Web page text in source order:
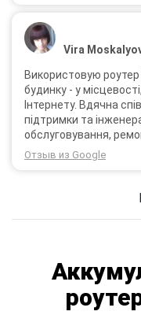
Vira
Використовую роутер
будинку - у
Інтернету. Вдячна
підтримки та інженерам за
обслуговування,
Через 3 роки після
тоді рішення придбати
Отзыв из Google